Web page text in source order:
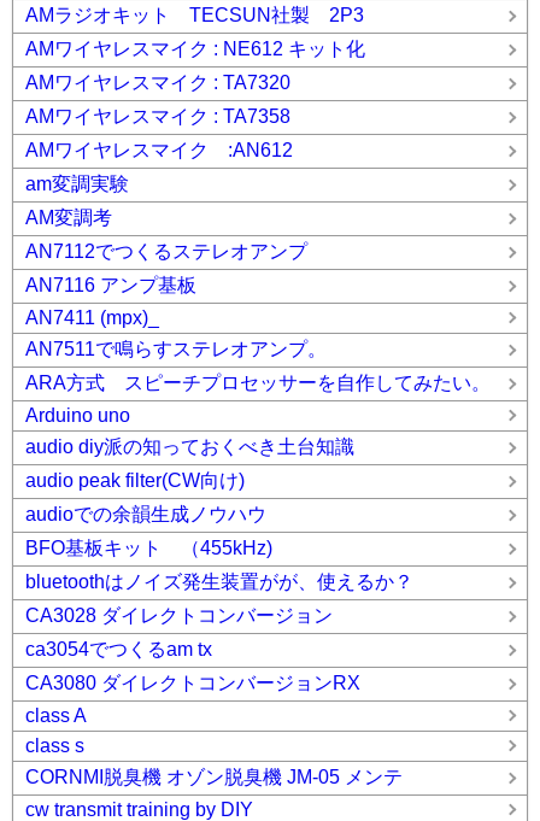
AMラジオキット TECSUN社製 2P3
AMワイヤレスマイク : NE612 キット化
AMワイヤレスマイク : TA7320
AMワイヤレスマイク : TA7358
AMワイヤレスマイク :AN612
am変調実験
AM変調考
AN7112でつくるステレオアンプ
AN7116 アンプ基板
AN7411 (mpx)_
AN7511で鳴らすステレオアンプ。
ARA方式 スピーチプロセッサーを自作してみたい。
Arduino uno
audio diy派の知っておくべき土台知識
audio peak filter(CW向け)
audioでの余韻生成ノウハウ
BFO基板キット （455kHz)
bluetoothはノイズ発生装置がが、使えるか？
CA3028 ダイレクトコンバージョン
ca3054でつくるam tx
CA3080 ダイレクトコンバージョンRX
class A
class s
CORNMI脱臭機 オゾン脱臭機 JM-05 メンテ
cw transmit training by DIY